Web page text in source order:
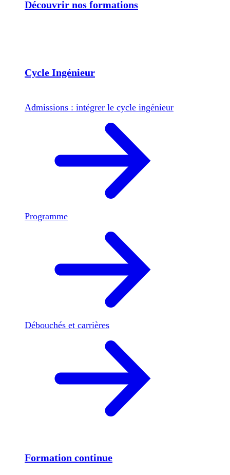
Découvrir nos formations
Cycle Ingénieur
Admissions : intégrer le cycle ingénieur
Programme
Débouchés et carrières
Formation continue